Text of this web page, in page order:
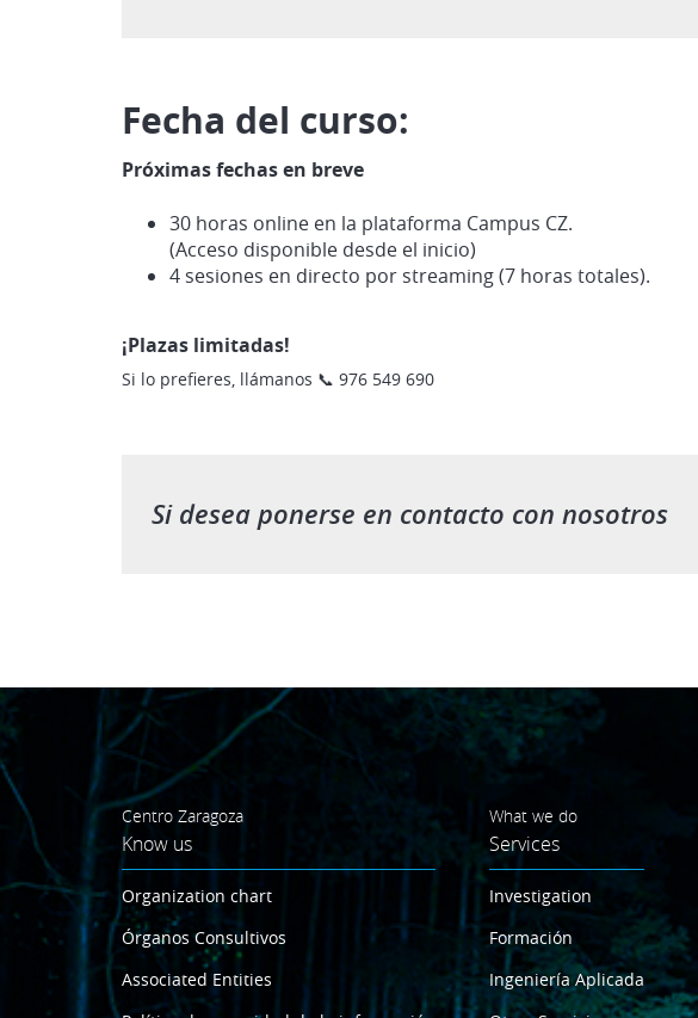
Fecha del curso:
Próximas fechas en breve
30 horas online en la plataforma Campus CZ.
(Acceso disponible desde el inicio)
4 sesiones en directo por streaming (7 horas totales).
¡Plazas limitadas!
Si lo prefieres, llámanos 📞 976 549 690
Si desea ponerse en contacto con nosotros
Centro Zaragoza
Know us
Organization chart
Órganos Consultivos
Associated Entities
What we do
Services
Investigation
Formación
Ingeniería Aplicada